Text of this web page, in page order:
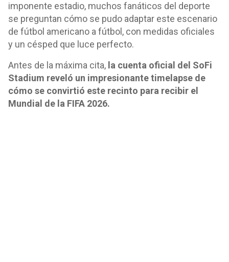
imponente estadio, muchos fanáticos del deporte
se preguntan cómo se pudo adaptar este escenario
de fútbol americano a fútbol, con medidas oficiales
y un césped que luce perfecto.
Antes de la máxima cita, la cuenta oficial del SoFi
Stadium reveló un impresionante timelapse de
cómo se convirtió este recinto para recibir el
Mundial de la FIFA 2026.